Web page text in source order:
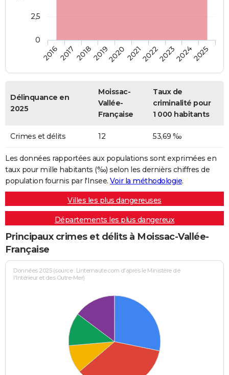
2016201720182019202020212022202320242025
0
2,5
Délinquance en
2025
Moissac-
Vallée-
Française
Taux de
criminalité pour
1 000 habitants
Crimes et délits 12 53,69 ‰
Les données rapportées aux populations sont exprimées en
taux pour mille habitants (‰) selon les dernièrs chiffres de
population fournis par l'Insee. Voir la méthodologie.
Villes les plus dangereuses
Départements les plus dangereux
Principaux crimes et délits à Moissac-Vallée-
Française
Données 2025 (source : Linternaute.com d'après le Ministère de
l'Intérieur et des Outre-Mer)